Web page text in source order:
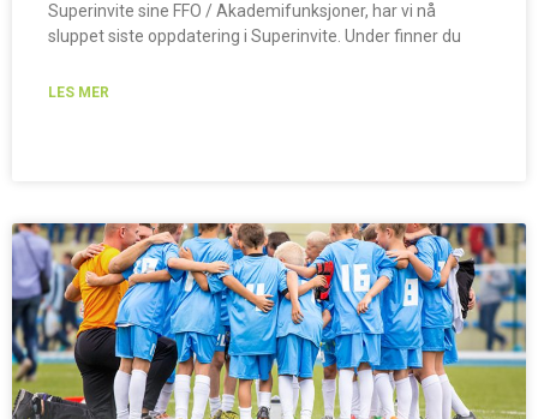
Superinvite sine FFO / Akademifunksjoner, har vi nå
sluppet siste oppdatering i Superinvite. Under finner du
LES MER